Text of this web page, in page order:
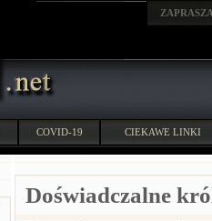
COVID-19 CIEKAWE LINKI
Doświadczalne